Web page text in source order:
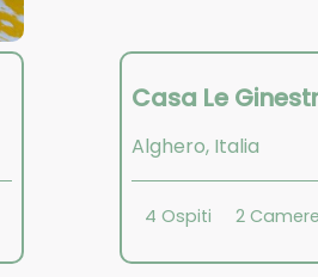
Casa Le
Alghero, Italia
4 Ospiti 2 Camere